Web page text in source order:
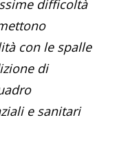
difficoltà
con le spalle
di
e sanitari